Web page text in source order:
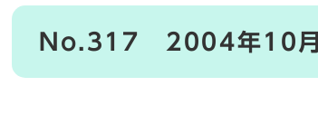
No.317 2004年10